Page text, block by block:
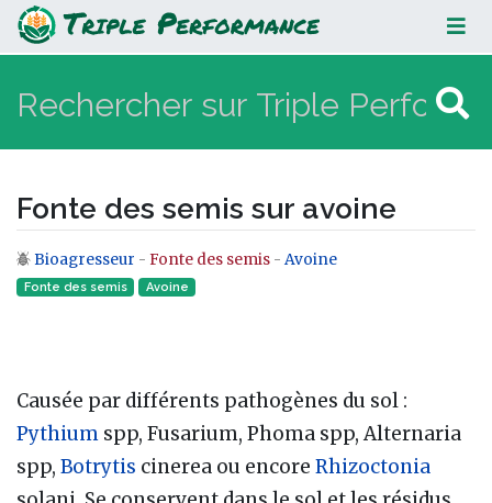
Fonte des semis sur avoine
Fonte des semis sur avoine
Aller à :navigation,rechercher
Bioagresseur - Fonte des semis - Avoine
Fonte des semis Avoine
Causée par différents pathogènes du sol :
Pythium spp, Fusarium, Phoma spp, Alternaria
spp, Botrytis cinerea ou encore Rhizoctonia